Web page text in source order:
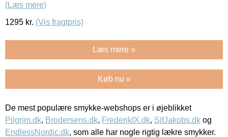
(Læs mere)
1295 kr. (Vis fragtpris)
Læs mere »
Køb nu »
De mest populære smykke-webshops er i øjeblikket
Pilgrim.dk, Brodersens.dk, FrederikIX.dk, SifJakobs.dk og
EndlessNordic.dk, som alle har nogle rigtig lækre smykker.